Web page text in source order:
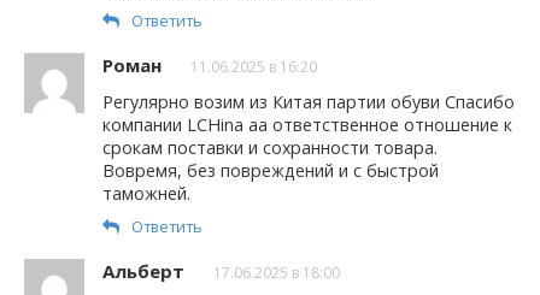
Ответить
Роман 11.06.2025 в 16:20
Регулярно возим из Китая партии обуви Спасибо
компании LCHina аа ответственное отношение к
срокам поставки и сохранности товара.
Вовремя, без повреждений и с быстрой
таможней.
Ответить
Альберт 17.06.2025 в 18:00